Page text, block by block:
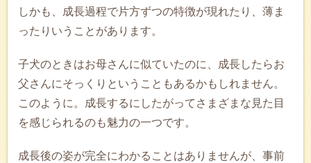
しかも、成長過程で片方ずつの特徴が現れたり、薄ま
ったりいうことがあります。
子犬のときはお母さんに似ていたのに、成長したらお
父さんにそっくりということもあるかもしれません。
このように。成長するにしたがってさまざまな見た目
を感じられるのも魅力の一つです。
成長後の姿が完全にわかることはありませんが、事前